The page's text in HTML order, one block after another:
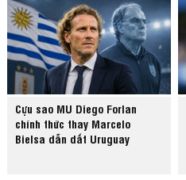
Cựu sao MU Diego Forlan
chính thức thay Marcelo
Bielsa dẫn dắt Uruguay